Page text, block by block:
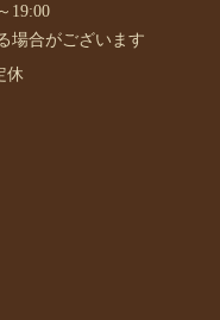
19:00
場合がございます
休